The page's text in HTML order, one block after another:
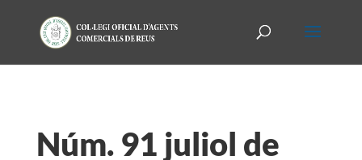
Núm. 91 juliol de